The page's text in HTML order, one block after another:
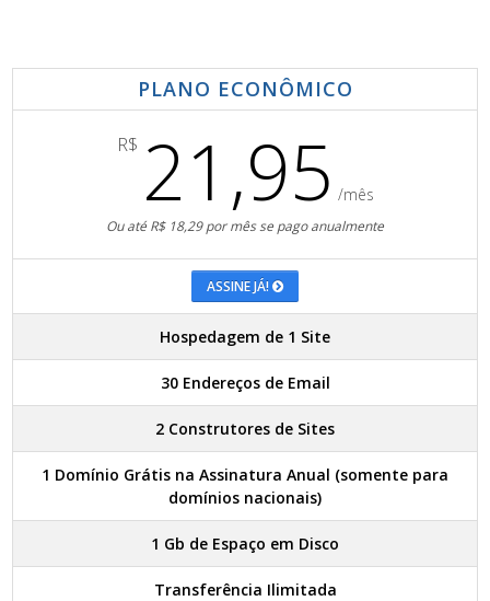
PLANO ECONÔMICO
R$ 21,95 /mês
Ou até R$ 18,29 por mês se pago anualmente
ASSINE JÁ!
Hospedagem de 1 Site
30 Endereços de Email
2 Construtores de Sites
1 Domínio Grátis na Assinatura Anual (somente para
domínios nacionais)
1 Gb de Espaço em Disco
Transferência Ilimitada